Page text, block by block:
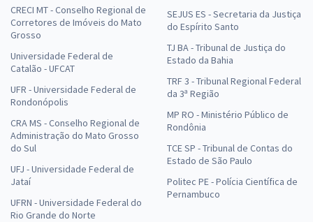
CRECI MT - Conselho Regional de
Corretores de Imóveis do Mato
Grosso
Universidade Federal de
Catalão - UFCAT
UFR - Universidade Federal de
Rondonópolis
CRA MS - Conselho Regional de
Administração do Mato Grosso
do Sul
UFJ - Universidade Federal de
Jataí
UFRN - Universidade Federal do
Rio Grande do Norte
SEJUS ES - Secretaria da Justiça
do Espírito Santo
TJ BA - Tribunal de Justiça do
Estado da Bahia
TRF 3 - Tribunal Regional Federal
da 3ª Região
MP RO - Ministério Público de
Rondônia
TCE SP - Tribunal de Contas do
Estado de São Paulo
Politec PE - Polícia Científica de
Pernambuco